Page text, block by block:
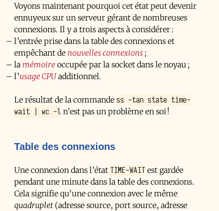
Voyons maintenant pourquoi cet état peut devenir
ennuyeux sur un serveur gérant de nombreuses
connexions. Il y a trois aspects à considérer :
l’entrée prise dans la table des connexions et
empêchant de nouvelles connexions;
la mémoireoccupée par la socket dans le noyau ;
l’usage CPUadditionnel.
Le résultat de la commande ss -tan state time-
wait | wc -l n’est pas un problème en soi !
Table des connexions
Une connexion dans l’état TIME-WAITest gardée
pendant une minute dans la table des connexions.
Cela signifie qu’une connexion avec le même
quadruplet(adresse source, port source, adresse